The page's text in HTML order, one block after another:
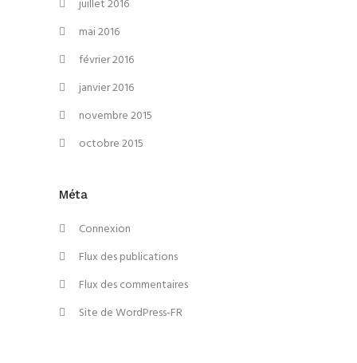
juillet 2016
mai 2016
février 2016
janvier 2016
novembre 2015
octobre 2015
Méta
Connexion
Flux des publications
Flux des commentaires
Site de WordPress-FR